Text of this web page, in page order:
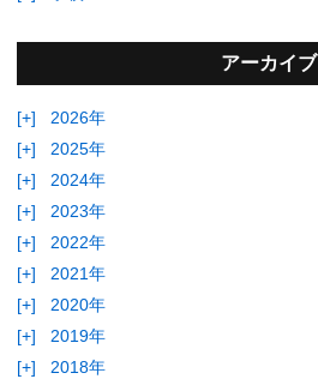
アーカイブ
[+]
2026年
[+]
2025年
[+]
2024年
[+]
2023年
[+]
2022年
[+]
2021年
[+]
2020年
[+]
2019年
[+]
2018年